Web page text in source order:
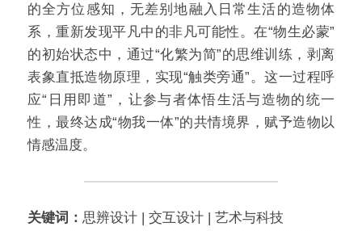
的全方位感知，无差别地融入日常生活的造物体
系，重新发现平凡中的非凡可能性。在“物生必蒙”
的初始状态中，通过“化繁为简”的思维训练，剥离
表象直抵造物原理，实现“触类旁通”。这一过程呼
应“日用即道”，让参与者体悟生活与造物的统一
性，最终达成“物我一体”的共情境界，赋予造物以
情感温度。
关键词： 思辨设计 | 交互设计 | 艺术与科技